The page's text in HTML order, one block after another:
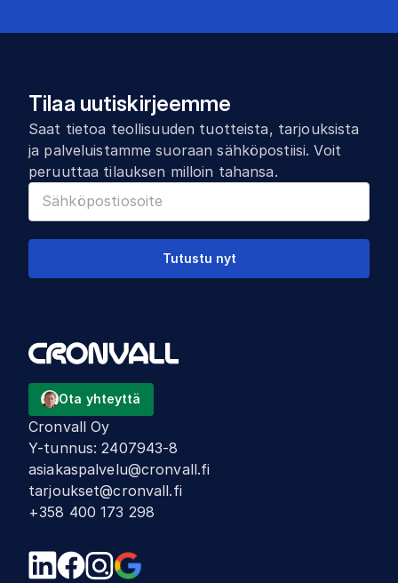
Tilaa uutiskirjeemme
Saat tietoa teollisuuden tuotteista, tarjouksista
ja palveluistamme suoraan sähköpostiisi. Voit
peruuttaa tilauksen milloin tahansa.
Tutustu nyt
Ota yhteyttä
Cronvall Oy
Y-tunnus:2407943-8
asiakaspalvelu@cronvall.fi
tarjoukset@cronvall.fi
+358 400 173 298